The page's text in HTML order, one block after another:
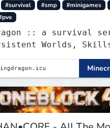
#survival #smp #minigames
:: a survival
Worlds,
more...